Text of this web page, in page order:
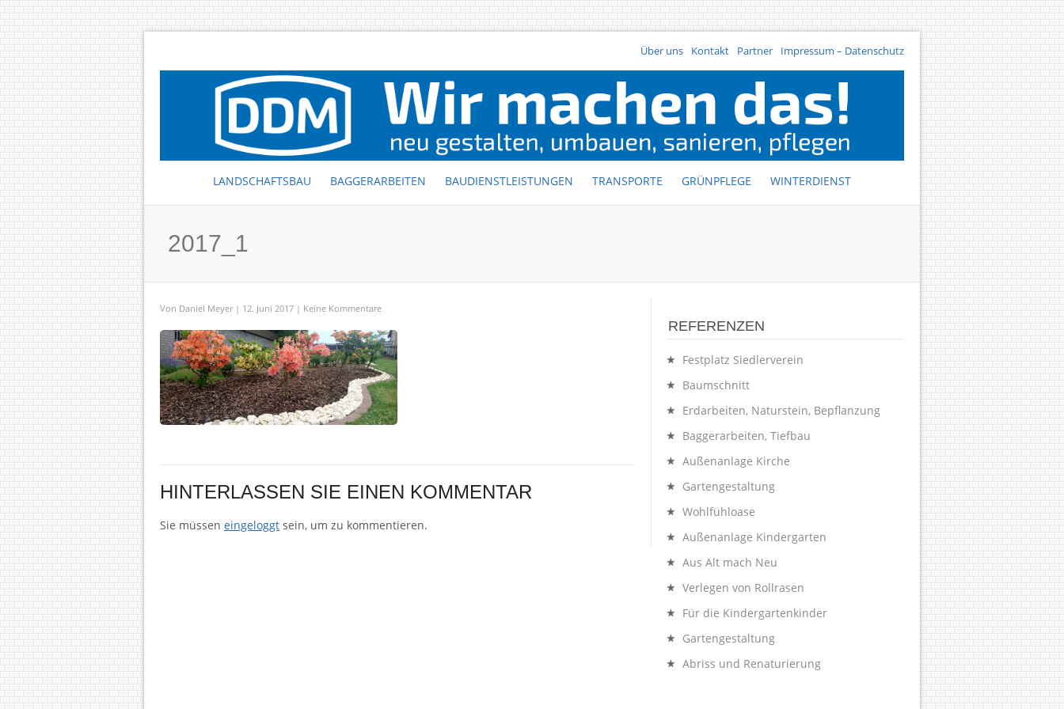
Impressum – Datenschutz
Partner
Kontakt
Über uns
LANDSCHAFTSBAU BAGGERARBEITEN BAUDIENSTLEISTUNGEN TRANSPORTE GRÜNPFLEGE WINTERDIENST
2017_1
Von Daniel Meyer | 12. Juni 2017 | Keine Kommentare
HINTERLASSEN SIE EINEN KOMMENTAR
Sie müssen eingeloggt sein, um zu kommentieren.
REFERENZEN
Festplatz Siedlerverein
Baumschnitt
Erdarbeiten, Naturstein, Bepflanzung
Baggerarbeiten, Tiefbau
Außenanlage Kirche
Gartengestaltung
Wohlfühloase
Außenanlage Kindergarten
Aus Alt mach Neu
Verlegen von Rollrasen
Für die Kindergartenkinder
Gartengestaltung
Abriss und Renaturierung